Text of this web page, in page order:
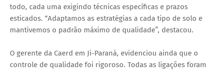
todo, cada uma exigindo técnicas específicas e prazos
esticados. “Adaptamos as estratégias a cada tipo de solo e
mantivemos o padrão máximo de qualidade”, destacou.
O gerente da Caerd em Ji-Paraná, evidenciou ainda que o
controle de qualidade foi rigoroso. Todas as ligações foram